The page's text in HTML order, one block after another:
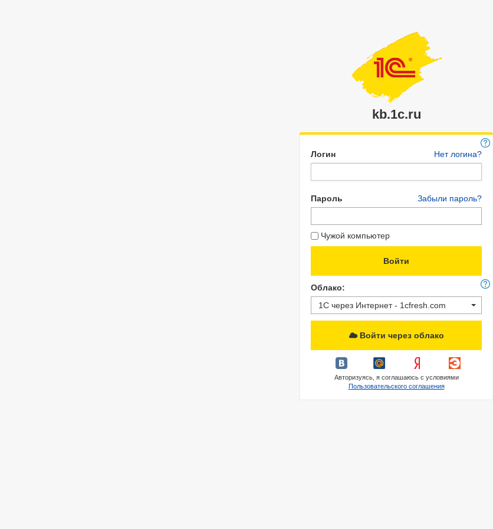
kb.1c.ru
Логин Нет логина?
Пароль Забыли пароль?
Чужой компьютер
Облако:
1С через Интернет - 1cfresh.com
Войти через облако
Авторизуясь, я соглашаюсь с условиями
Пользовательского соглашения